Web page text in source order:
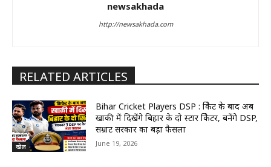
newsakhada
http://newsakhada.com
RELATED ARTICLES
खेल
Bihar Cricket Players DSP : क्रिकेट के बाद अब
खाकी में दिखेंगे बिहार के दो स्टार क्रिकेटर, बनेंगे DSP,
सम्राट सरकार का बड़ा फैसला
June 19, 2026